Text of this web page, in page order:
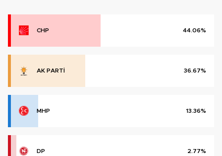
CHP 44.06%
AK PARTİ 36.67%
MHP 13.36%
DP 2.77%